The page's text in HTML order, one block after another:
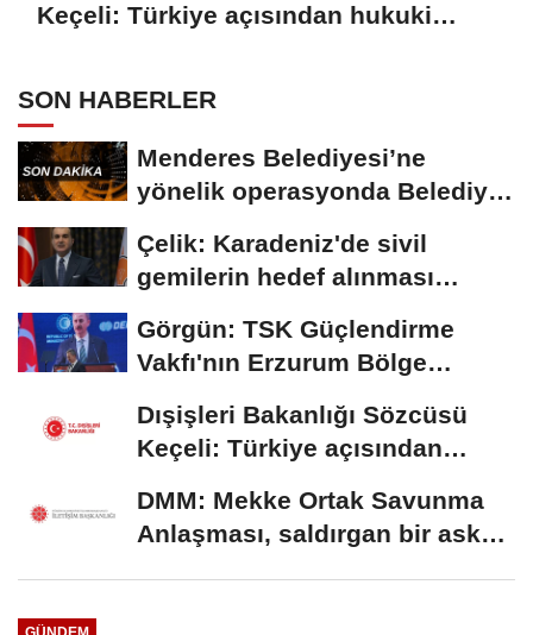
Keçeli: Türkiye açısından hukuki
SON HABERLER
Menderes Belediyesi’ne
yönelik operasyonda Belediye
Çelik: Karadeniz'de sivil
gemilerin hedef alınması
Görgün: TSK Güçlendirme
Vakfı'nın Erzurum Bölge
Dışişleri Bakanlığı Sözcüsü
Keçeli: Türkiye açısından
DMM: Mekke Ortak Savunma
Anlaşması, saldırgan bir askeri